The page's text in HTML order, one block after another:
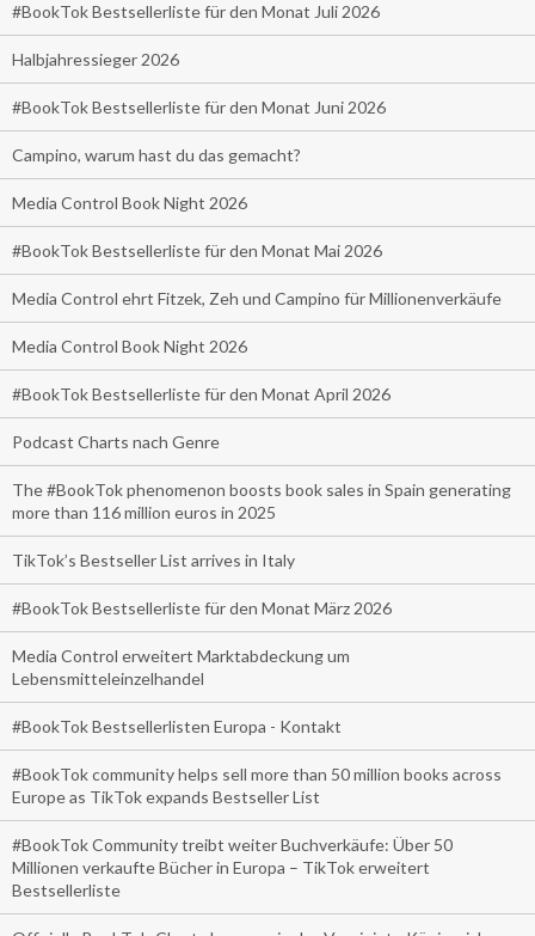
#BookTok Bestsellerliste für den Monat Juli 2026
Halbjahressieger 2026
#BookTok Bestsellerliste für den Monat Juni 2026
Campino, warum hast du das gemacht?
Media Control Book Night 2026
#BookTok Bestsellerliste für den Monat Mai 2026
Media Control ehrt Fitzek, Zeh und Campino für Millionenverkäufe
Media Control Book Night 2026
#BookTok Bestsellerliste für den Monat April 2026
Podcast Charts nach Genre
The #BookTok phenomenon boosts book sales in Spain generating
more than 116 million euros in 2025
TikTok’s Bestseller List arrives in Italy
#BookTok Bestsellerliste für den Monat März 2026
Media Control erweitert Marktabdeckung um
Lebensmitteleinzelhandel
#BookTok Bestsellerlisten Europa - Kontakt
#BookTok community helps sell more than 50 million books across
Europe as TikTok expands Bestseller List
#BookTok Community treibt weiter Buchverkäufe: Über 50
Millionen verkaufte Bücher in Europa – TikTok erweitert
Bestsellerliste